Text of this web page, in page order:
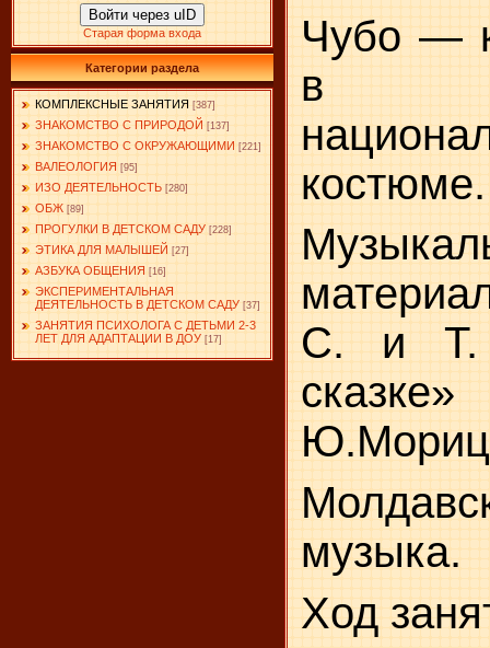
Войти через uID
Старая форма входа
Категории раздела
КОМПЛЕКСНЫЕ ЗАНЯТИЯ [387]
ЗНАКОМСТВО С ПРИРОДОЙ [137]
ЗНАКОМСТВО С ОКРУЖАЮЩИМИ [221]
ВАЛЕОЛОГИЯ [95]
ИЗО ДЕЯТЕЛЬНОСТЬ [280]
ОБЖ [89]
ПРОГУЛКИ В ДЕТСКОМ САДУ [228]
ЭТИКА ДЛЯ МАЛЫШЕЙ [27]
АЗБУКА ОБЩЕНИЯ [16]
ЭКСПЕРИМЕНТАЛЬНАЯ
ДЕЯТЕЛЬНОСТЬ В ДЕТСКОМ САДУ [37]
ЗАНЯТИЯ ПСИХОЛОГА С ДЕТЬМИ 2-3
ЛЕТ ДЛЯ АДАПТАЦИИ В ДОУ [17]
Чубо —
в
костюме.
С. и Т.
музыка.
Ход